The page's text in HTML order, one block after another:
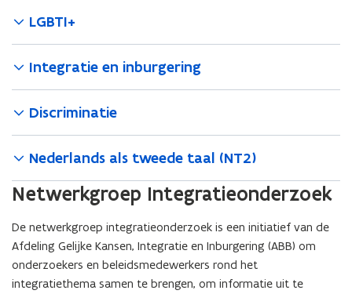
LGBTI+
Integratie en inburgering
Discriminatie
Nederlands als tweede taal (NT2)
Netwerkgroep Integratieonderzoek
De netwerkgroep integratieonderzoek is een initiatief van de
Afdeling Gelijke Kansen, Integratie en Inburgering (ABB) om
onderzoekers en beleidsmedewerkers rond het
integratiethema samen te brengen, om informatie uit te